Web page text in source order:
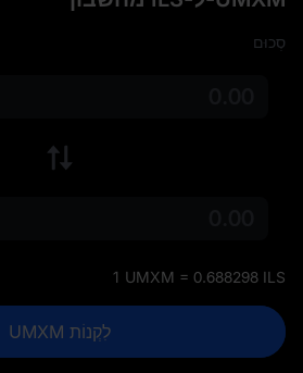
סְכוּם
1 UMXM = 0.688298 ILS
לִקְנוֹת UMXM